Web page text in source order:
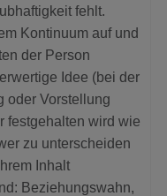
fehlt.
Kontinuum auf und
der Person
Idee (bei der
oder Vorstellung
festgehalten wird wie
zu unterscheiden
Inhalt
Beziehungswahn,